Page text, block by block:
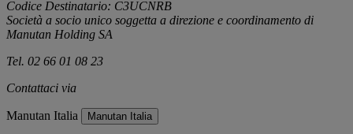
Codice Destinatario: C3UCNRB
Società a socio unico soggetta a direzione e coordinamento di
Manutan Holding SA
Tel. 02 66 01 08 23
Contattaci via
Manutan Italia Manutan Italia